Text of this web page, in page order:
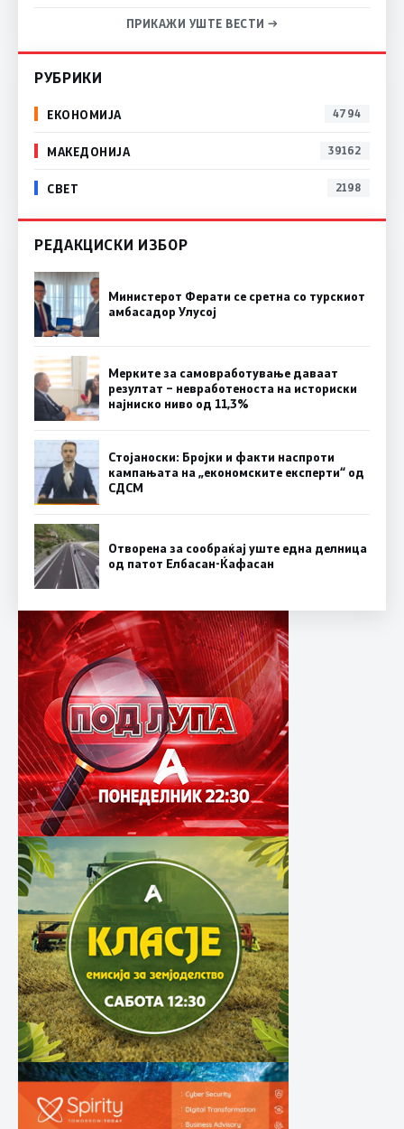
ПРИКАЖИ УШТЕ ВЕСТИ →
РУБРИКИ
ЕКОНОМИЈА 4794
МАКЕДОНИЈА 39162
СВЕТ 2198
РЕДАКЦИСКИ ИЗБОР
Министерот Ферати се сретна со турскиот
амбасадор Улусој
Мерките за самовработување даваат
резултат – невработеноста на историски
најниско ниво од 11,3%
Стојаноски: Бројки и факти наспроти
кампањата на „економските експерти“ од
СДСM
Отворена за сообраќај уште една делница
од патот Елбасан-Ќафасан